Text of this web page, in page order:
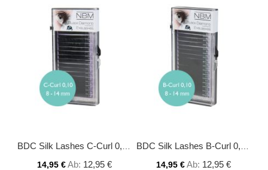
14,95 €Ab 12,95 €
14,95 €Ab 12,95 €